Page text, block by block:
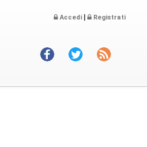
Accedi | Registrati